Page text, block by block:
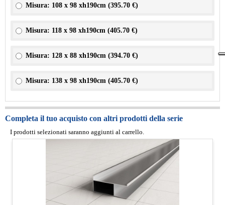
Misura: 108 x 98 xh190cm (395.70 €)
Misura: 118 x 98 xh190cm (405.70 €)
Misura: 128 x 88 xh190cm (394.70 €)
Misura: 138 x 98 xh190cm (405.70 €)
Completa il tuo acquisto con altri prodotti della serie
I prodotti selezionati saranno aggiunti al carrello.